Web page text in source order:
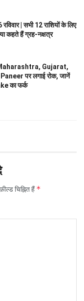
| सभी 12 राशियों के लिए
कहते हैं ग्रह-नक्षत्र
Gujarat,
पर लगाई रोक, जानें
का फर्क
चिह्नित हैं*